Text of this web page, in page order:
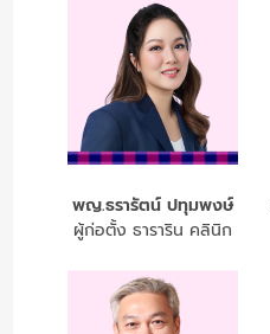
พญ.ธรารัตน์ ปทุมพงษ์
ผู้ก่อตั้ง ธาราริน คลินิก